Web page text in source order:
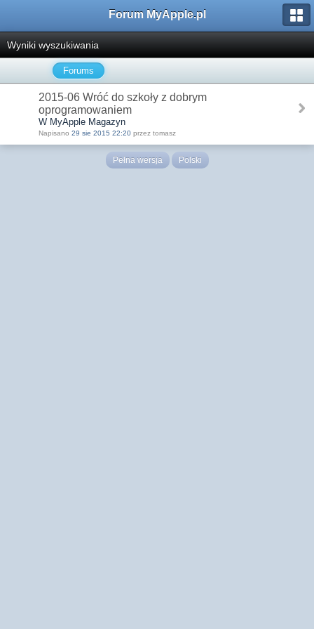
Forum MyApple.pl
Wyniki wyszukiwania
Forums
2015-06 Wróć do szkoły z dobrym
oprogramowaniem
W MyApple Magazyn
Napisano 29 sie 2015 22:20 przez tomasz
Pełna wersja Polski